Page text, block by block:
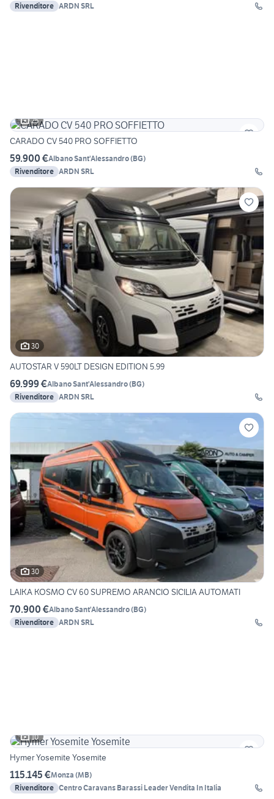
Rivenditore ARDN SRL
25
CARADO CV 540 PRO SOFFIETTO
59.900 €Albano Sant'Alessandro(BG)
Rivenditore ARDN SRL
30
AUTOSTAR V 590LT DESIGN EDITION 5.99
69.999 €Albano Sant'Alessandro(BG)
Rivenditore ARDN SRL
30
LAIKA KOSMO CV 60 SUPREMO ARANCIO SICILIA AUTOMATI
70.900 €Albano Sant'Alessandro(BG)
Rivenditore ARDN SRL
10
Hymer Yosemite Yosemite
115.145 €Monza (MB)
Rivenditore Centro Caravans Barassi Leader Vendita In Italia